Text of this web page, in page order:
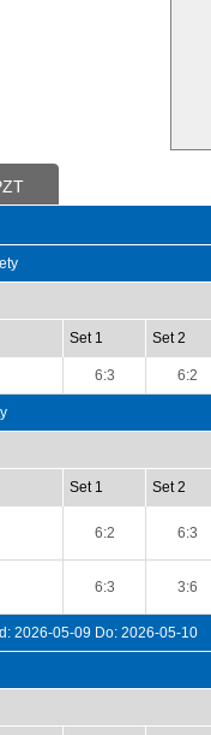
Set 1 Set 2
6:3 6:2
Set 1 Set 2
6:2 6:3
6:3 3:6
2026-05-09 Do: 2026-05-10